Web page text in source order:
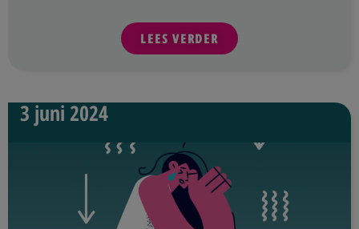
LEES VERDER
3 juni 2024